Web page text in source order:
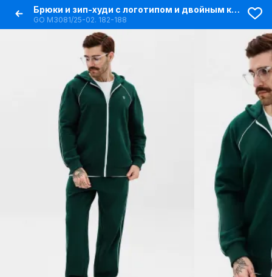
Брюки и зип-худи с логотипом и двойным капюшоном
GO M3081/25-02. 182-188